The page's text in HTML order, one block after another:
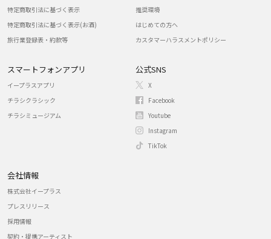
特定商取引法に基づく表示
特定商取引法に基づく表示(お酒)
旅行業登録表・約款等
推奨環境
はじめての方へ
カスタマーハラスメントポリシー
スマートフォンアプリ
イープラスアプリ
チラシクラシック
チラシミュージアム
公式SNS
X
Facebook
Youtube
Instagram
TikTok
会社情報
株式会社イープラス
プレスリリース
採用情報
契約・提携アーティスト